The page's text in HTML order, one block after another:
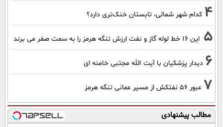
4 کدام شهر شمالی، تابستان خنک‌تری دارد؟
5 این 16 خط لوله گاز و نفت ارزش تنگه هرمز را به سمت صفر می برند
6 دیدار پزشکیان با آیت الله مجتبی خامنه ای
7 عبور ۵۶ نفتکش از مسیر عمانی تنگه هرمز
مطالب پیشنهادی